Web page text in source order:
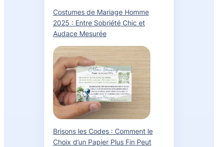
Costumes de Mariage Homme
2025 : Entre Sobriété Chic et
Audace Mesurée
Brisons les Codes : Comment le
Choix d’un Papier Plus Fin Peut